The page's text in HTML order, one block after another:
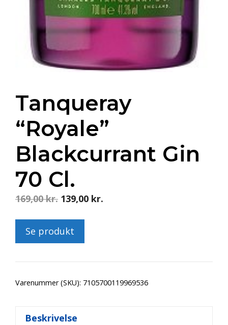
Tanqueray
“Royale”
Blackcurrant Gin
70 Cl.
169,00kr. Original
was:
139,00 kr.
Se produkt
Varenummer (SKU): 7105700119969536
Beskrivelse